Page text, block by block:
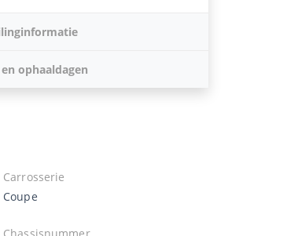
ophaaldagen
Carrosserie
Coupe